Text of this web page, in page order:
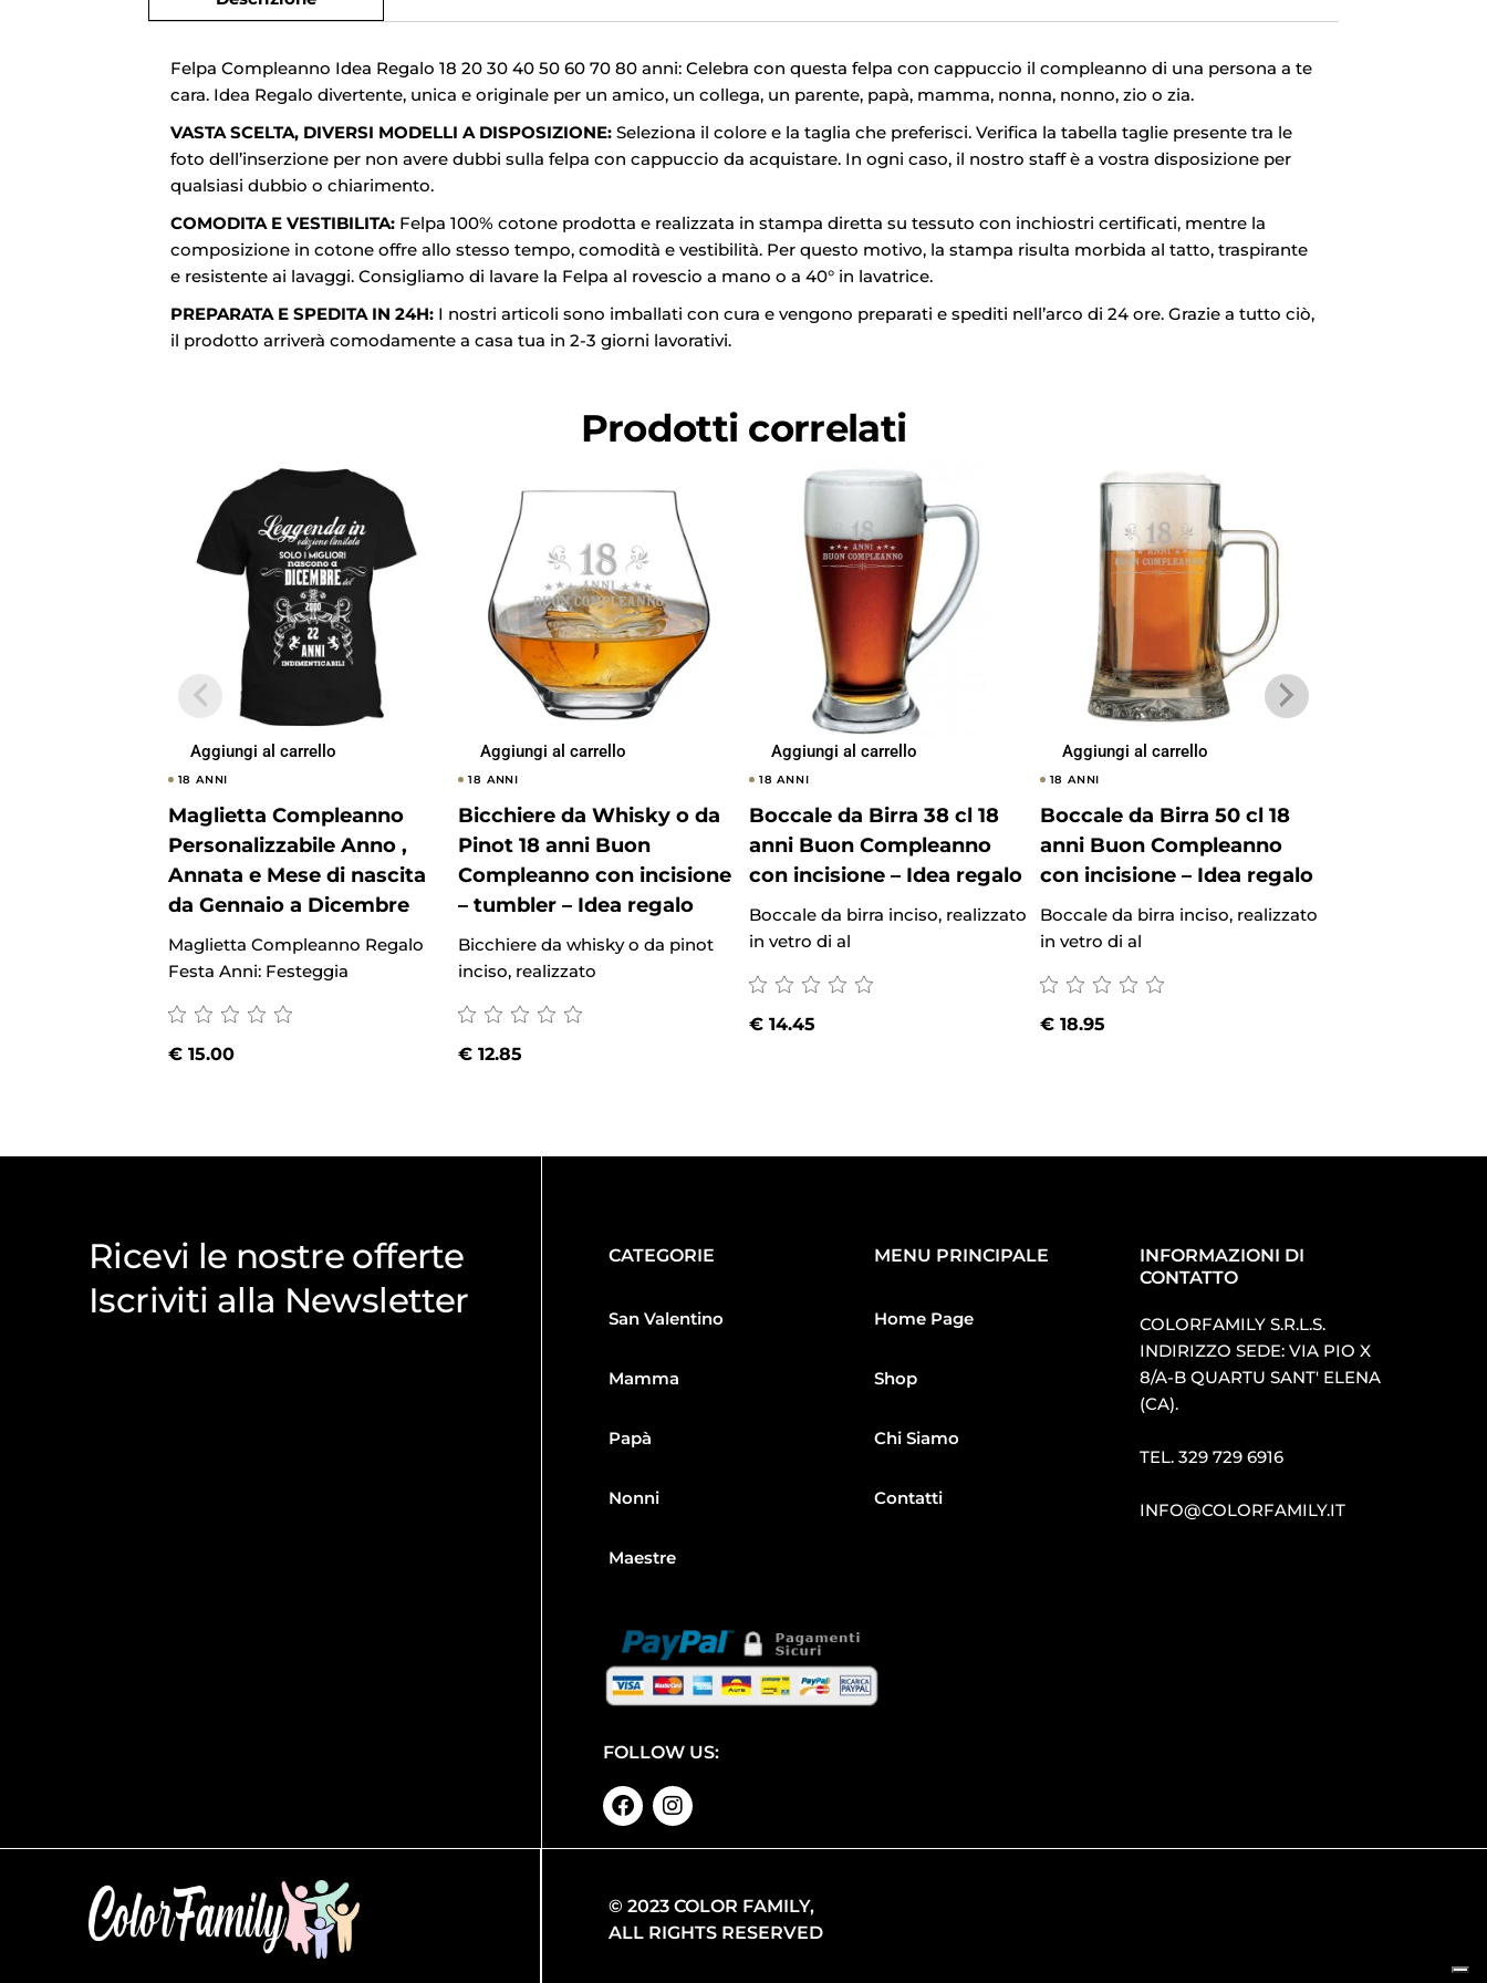
Felpa Compleanno Idea Regalo 18 20 30 40 50 60 70 80 anni: Celebra con questa felpa con cappuccio il compleanno di una persona a te
cara. Idea Regalo divertente, unica e originale per un amico, un collega, un parente, papà, mamma, nonna, nonno, zio o zia.
VASTA SCELTA, DIVERSI MODELLI A DISPOSIZIONE: Seleziona il colore e la taglia che preferisci. Verifica la tabella taglie presente tra le
foto dell’inserzione per non avere dubbi sulla felpa con cappuccio da acquistare. In ogni caso, il nostro staff è a vostra disposizione per
qualsiasi dubbio o chiarimento.
COMODITA E VESTIBILITA: Felpa 100% cotone prodotta e realizzata in stampa diretta su tessuto con inchiostri certificati, mentre la
composizione in cotone offre allo stesso tempo, comodità e vestibilità. Per questo motivo, la stampa risulta morbida al tatto, traspirante
e resistente ai lavaggi. Consigliamo di lavare la Felpa al rovescio a mano o a 40° in lavatrice.
PREPARATA E SPEDITA IN 24H: I nostri articoli sono imballati con cura e vengono preparati e spediti nell’arco di 24 ore. Grazie a tutto ciò,
il prodotto arriverà comodamente a casa tua in 2-3 giorni lavorativi.
Prodotti correlati
Aggiungi al carrello
18 ANNI
Maglietta Compleanno
Personalizzabile Anno ,
Annata e Mese di nascita
da Gennaio a Dicembre
Maglietta Compleanno Regalo
Festa Anni: Festeggia
€15.00
Aggiungi al carrello
18 ANNI
Bicchiere da Whisky o da
Pinot 18 anni Buon
Compleanno con incisione
– tumbler – Idea regalo
Bicchiere da whisky o da pinot
inciso, realizzato
€ 12.85
Aggiungi al carrello
18 ANNI
Boccale da Birra 38 cl 18
anni Buon Compleanno
con incisione – Idea regalo
Boccale da birra inciso, realizzato
in vetro di al
€ 14.45
Aggiungi al carrello
18 ANNI
Boccale da Birra 50 cl 18
anni Buon Compleanno
con incisione – Idea regalo
Boccale da birra inciso, realizzato
in vetro di al
€18.95
Ricevi le nostre offerte
Iscriviti alla Newsletter
CATEGORIE
San Valentino
Mamma
Papà
Nonni
Maestre
MENU PRINCIPALE
Home Page
Shop
Chi Siamo
Contatti
INFORMAZIONI DI
CONTATTO
COLORFAMILY S.R.L.S.
INDIRIZZO SEDE: VIA PIO X
8/A-B QUARTU SANT′ ELENA
(CA).
TEL.329 729 6916
INFO@COLORFAMILY.IT
FOLLOW US:
© 2023 COLOR FAMILY,
ALL RIGHTS RESERVED